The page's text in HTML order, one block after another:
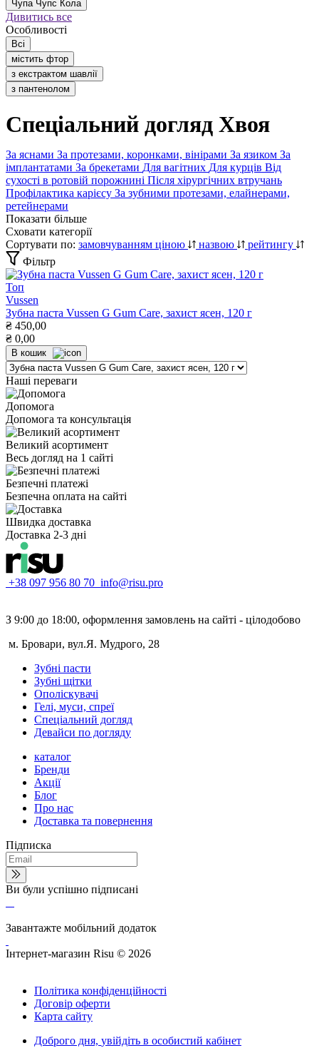
Чупа Чупс Кола
Дивитись все
Особливості
Всі
містить фтор
з екстрактом шавлії
з пантенолом
Спеціальний догляд Хвоя
За яснами За протезами, коронками, вінірами За язиком За
імплантатами За брекетами Для вагітних Для курців Від
сухості в ротовій порожнині Після хірургічних втручань
Профілактика карієсу За зубними протезами, елайнерами,
ретейнерами
Показати більше
Сховати категорії
Сортувати по: замовчуванням ціною назвою
рейтингу
Фільтр
Топ
Vussen
Зубна паста Vussen G Gum Care, захист ясен, 120 г
₴ 450,00
₴ 0,00
В кошик
Наші переваги
Допомога
Допомога та консультація
Великий асортимент
Весь догляд на 1 сайті
Безпечні платежі
Безпечна оплата на сайті
Швидка доставка
Доставка 2-3 дні
+38 097 956 80 70 info@risu.pro
З 9:00 до 18:00, оформлення замовлень на сайті - цілодобово
м. Бровари, вул.Я. Мудрого, 28
Зубні пасти
Зубні щітки
Ополіскувачі
Гелі, муси, спреї
Спеціальний догляд
Девайси по догляду
каталог
Бренди
Акції
Блог
Про нас
Доставка та повернення
Підписка
Ви були успішно підписані
Завантажте мобільний додаток
Інтернет-магазин Risu © 2026
Політика конфіденційності
Договір оферти
Карта сайту
Доброго дня, увійдіть в особистий кабінет